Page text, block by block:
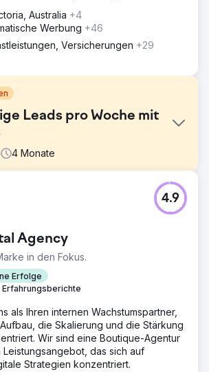
Australia +4
Werbung +46
Versicherungen +29
Leads pro Woche mit
4 Monate
funktioniert in dieser Branche einfach
Kunde auf jeder Veranstaltung
Zusammenarbeit mit uns war das seine
Verständnis für diese
es uns, nicht nur effektivere
Strategien zu entwickeln, sondern
Budgetstrategie zu erproben, die
machte.
gesamte digitale Strategie für diesen
mitten in der Hochsaison an Bord
sofort Leads generieren. Wir
der vorherigen Agenturen und
Agency
in den Fokus.
Erfolge
Erfahrungsberichte
4.9
als Ihren internen Wachstumspartner,
die Skalierung und die Stärkung
Wir sind eine Boutique-Agentur
Leistungsangebot, das sich auf
Strategien konzentriert.